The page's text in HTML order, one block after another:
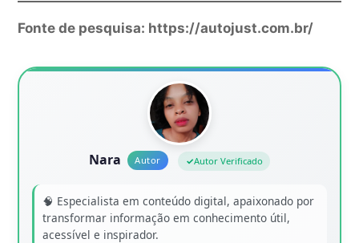
Fonte de pesquisa: https://autojust.com.br/
Nara Autor Verificado
🧠 Especialista em conteúdo digital, apaixonado por
transformar informação em conhecimento útil,
acessível e inspirador.